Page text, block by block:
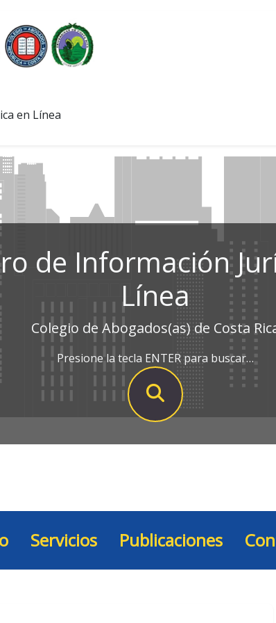
en Línea
de Información
Línea
Colegio de Abogados(as) de Costa
Presione la tecla ENTER para buscar…
Servicios Publicaciones